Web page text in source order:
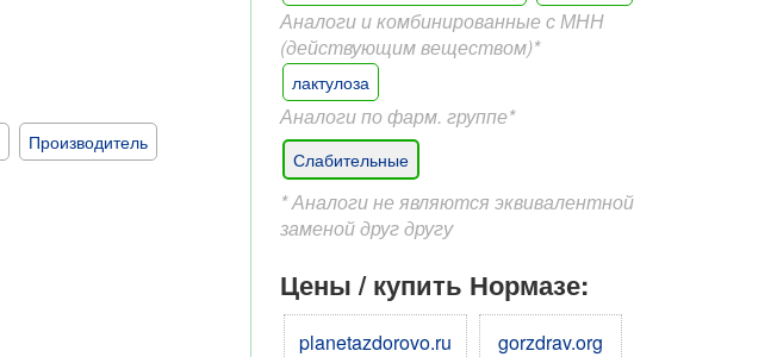
Производитель
Аналоги и комбинированные с МНН
(действующим веществом)*
лактулоза
Аналоги по фарм. группе*
Слабительные
* Аналоги не являются эквивалентной
заменой друг другу
Цены / купить Нормазе:
planetazdorovo.ru gorzdrav.org